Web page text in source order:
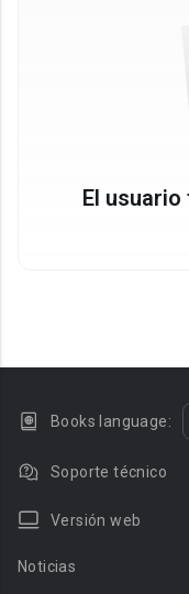
El
Books language:
Soporte técnico
Versión web
Noticias